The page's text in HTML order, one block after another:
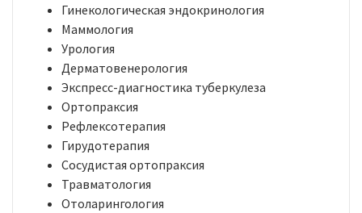
Гинекологическая эндокринология
Маммология
Урология
Дерматовенерология
Экспресс-диагностика туберкулеза
Ортопраксия
Рефлексотерапия
Гирудотерапия
Сосудистая ортопраксия
Травматология
Отоларингология